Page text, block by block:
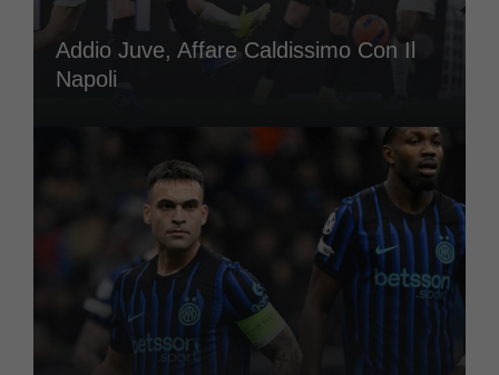
Addio Juve, Affare Caldissimo Con Il
Napoli